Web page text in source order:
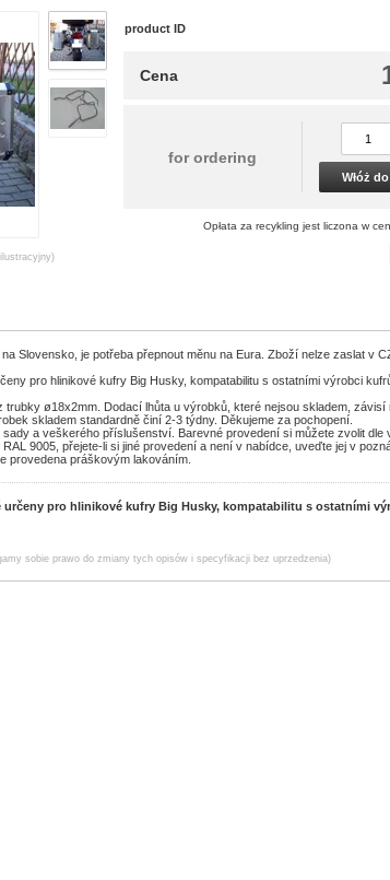
product ID
Cena
for ordering
Włóż
Opłata za recykling jest liczona w
Slovensko, je potřeba přepnout měnu na Eura. Zboží nelze zaslat v
pro hlinikové kufry Big Husky, kompatabilitu s ostatními výrobci
trubky ø18x2mm. Dodací lhůta u výrobků, které nejsou skladem, závisí
skladem standardně činí 2-3 týdny. Děkujeme za pochopení.
a veškerého příslušenství. Barevné provedení si můžete zvolit dle
9005, přejete-li si jiné provedení a není v nabídce, uveďte jej v
provedena práškovým lakováním.
určeny pro hlinikové kufry Big Husky, kompatabilitu s ostatními
sobie prawo do zmiany tych opisów i specyfikacji bez uprzedzenia)